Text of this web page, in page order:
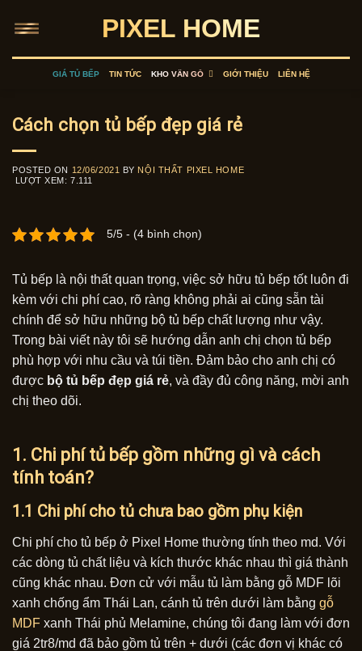
PIXEL HOME
GIÁ TỦ BẾP TIN TỨC KHO VÂN GỖ GIỚI THIỆU LIÊN HỆ
Cách chọn tủ bếp đẹp giá rẻ
POSTED ON 12/06/2021 BY NỘI THẤT PIXEL HOME
LƯỢT XEM: 7.111
5/5 - (4 bình chọn)
Tủ bếp là nội thất quan trọng, việc sở hữu tủ bếp tốt luôn đi
kèm với chi phí cao, rõ ràng không phải ai cũng sẵn tài
chính để sở hữu những bộ tủ bếp chất lượng như vậy.
Trong bài viết này tôi sẽ hướng dẫn anh chị chọn tủ bếp
phù hợp với nhu cầu và túi tiền. Đảm bảo cho anh chị có
được bộ tủ bếp đẹp giá rẻ, và đầy đủ công năng, mời anh
chị theo dõi.
1. Chi phí tủ bếp gồm những gì và cách
tính toán?
1.1 Chi phí cho tủ chưa bao gồm phụ kiện
Chi phí cho tủ bếp ở Pixel Home thường tính theo md. Với
các dòng tủ chất liệu và kích thước khác nhau thì giá thành
cũng khác nhau. Đơn cử với mẫu tủ làm bằng gỗ MDF lõi
xanh chống ẩm Thái Lan, cánh tủ trên dưới làm bằng gỗ
MDF xanh Thái phủ Melamine, chúng tôi đang làm với đơn
giá 2tr8/md đã bảo gồm tủ trên + dưới (các đơn vị khác có